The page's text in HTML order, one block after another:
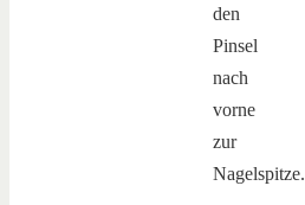
den
Pinsel
nach
vorne
zur
Nagelspitze.